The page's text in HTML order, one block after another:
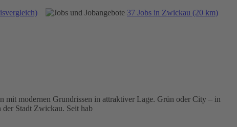
37 Jobs in Zwickau (20 km)
mit modernen Grundrissen in attraktiver Lage. Grün oder City – in
Stadt Zwickau. Seit hab